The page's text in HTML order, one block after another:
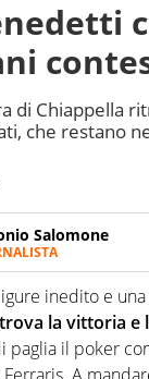
di Chiappella
che restano
Salomone
pubblicista.
Ha fiuto per la
inedito e
la vittoria
paglia il poker